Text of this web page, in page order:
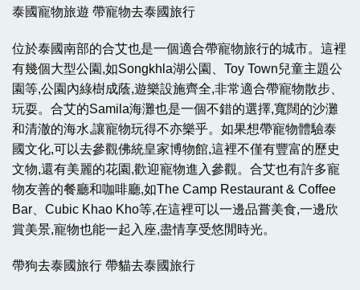
泰國寵物旅遊 帶寵物去泰國旅行
位於泰國南部的合艾也是一個適合帶寵物旅行的城市。這裡
有幾個大型公園,如Songkhla湖公園、Toy Town兒童主題公
園等,公園內綠樹成蔭,遊樂設施齊全,非常適合帶寵物散步、
玩耍。合艾的Samila海灘也是一個不錯的選擇,寬闊的沙灘
和清澈的海水,讓寵物玩得不亦樂乎。如果想帶寵物體驗泰
國文化,可以去參觀佛統皇家博物館,這裡不僅有豐富的歷史
文物,還有美麗的花園,歡迎寵物進入參觀。合艾也有許多寵
物友善的餐廳和咖啡廳,如The Camp Restaurant & Coffee
Bar、Cubic Khao Kho等,在這裡可以一邊品嘗美食,一邊欣
賞美景,寵物也能一起入座,盡情享受悠閒時光。
帶狗去泰國旅行 帶貓去泰國旅行